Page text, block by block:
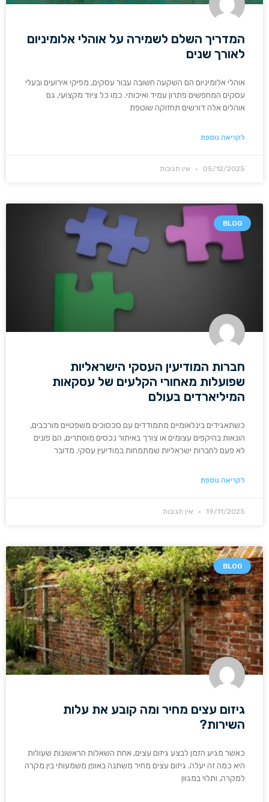
המדריך השלם לשמירה על אוהלי אלומיניום
לאורך שנים
אוהלי אלומיניום הם השקעה חשובה עבור עסקים, מפיקי אירועים ובעלי
עסקים המחפשים פתרון עמיד ואיכותי. כמו כל ציוד מקצועי, גם
אוהלים אלה דורשים תחזוקה שוטפת
לקריאה נוספת
05/12/2025 אין תגובות
BLOG
חברות המודיעין העסקי הישראליות
שפועלות מאחורי הקלעים של עסקאות
המיליארדים בעולם
כשתאגידים בינלאומיים מתמודדים עם סכסוכים משפטיים מורכבים,
הונאות בהיקפים עצומים או צורך באיתור נכסים מוסתרים, הם פונים
לא פעם לחברות ישראליות שמתמחות במודיעין עסקי. מדובר
לקריאה נוספת
19/11/2025 אין תגובות
BLOG
גיזום עצים מחיר ומה קובע את עלות
השירות?
כאשר מגיע הזמן לבצע גיזום עצים, אחת השאלות הראשונות שעולות
היא כמה זה יעלה. גיזום עצים מחיר משתנה באופן משמעותי בין מקרה
למקרה, ותלוי במגוון